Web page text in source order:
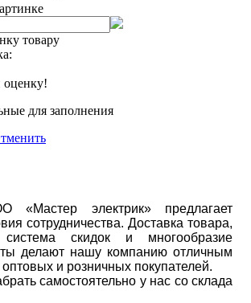
товару
оценку!
для заполнения
«Мастер электрик» предлагает
сотрудничества. Доставка товара,
система скидок и многообразие
делают нашу компанию отличным
и розничных покупателей.
самостоятельно у нас со склада